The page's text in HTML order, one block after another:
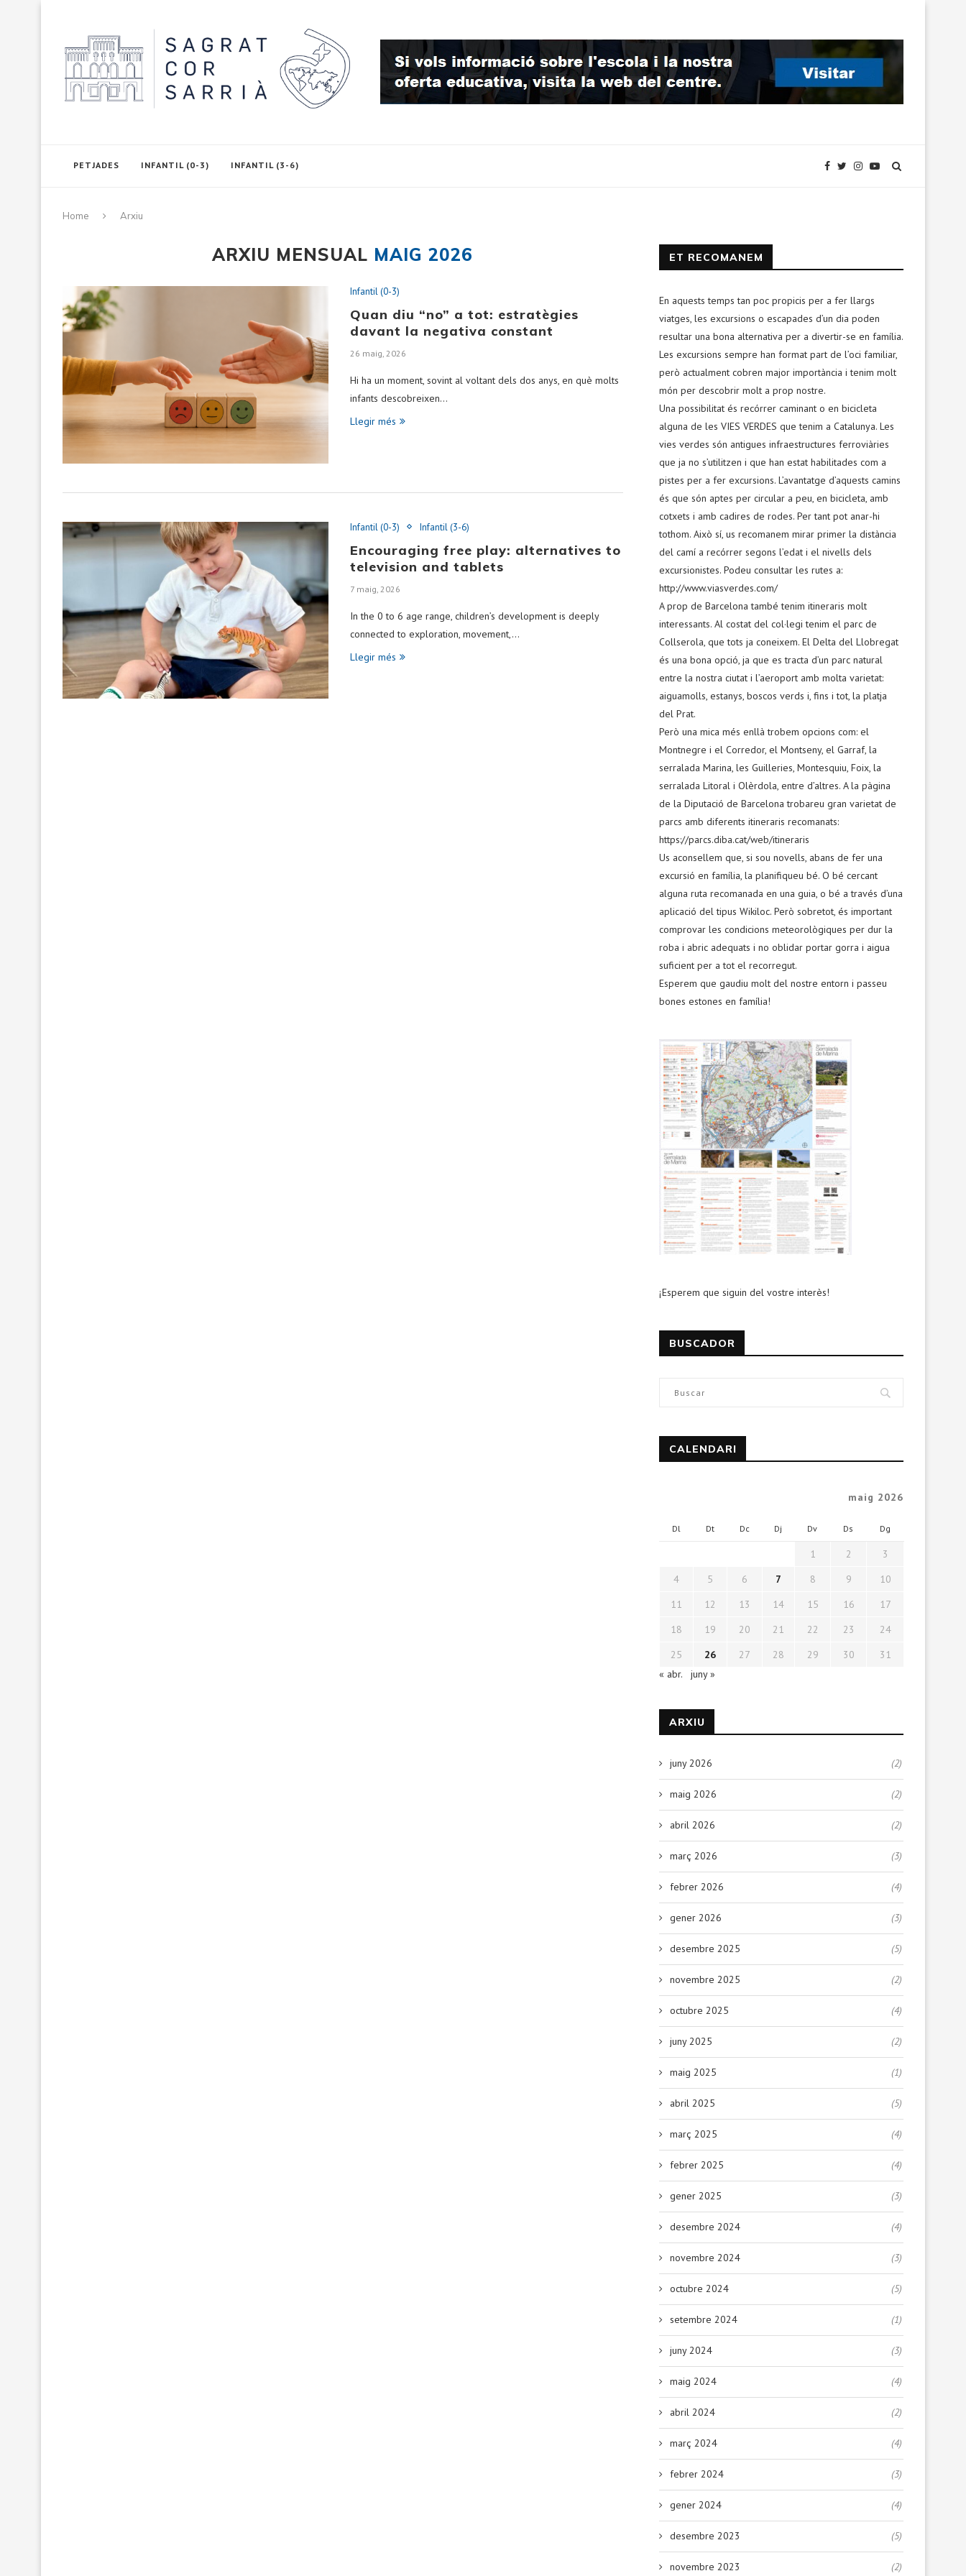
PETJADES INFANTIL (0-3) INFANTIL (3-6)
Home Arxiu
ARXIU MENSUAL MAIG 2026
Infantil (0-3)
Quan diu “no” a tot: estratègies
davant la negativa constant
26 maig, 2026
Hi ha un moment, sovint al voltant dels dos anys, en què molts
infants descobreixen…
Llegir més
Infantil (0-3) Infantil (3-6)
Encouraging free play: alternatives to
television and tablets
7 maig, 2026
In the 0 to 6 age range, children’s development is deeply
connected to exploration, movement,…
Llegir més
ET RECOMANEM
En aquests temps tan poc propicis per a fer llargs
viatges, les excursions o escapades d’un dia poden
resultar una bona alternativa per a divertir-se en família.
Les excursions sempre han format part de l’oci familiar,
però actualment cobren major importància i tenim molt
món per descobrir molt a prop nostre.
Una possibilitat és recórrer caminant o en bicicleta
alguna de les VIES VERDES que tenim a Catalunya. Les
vies verdes són antigues infraestructures ferroviàries
que ja no s’utilitzen i que han estat habilitades com a
pistes per a fer excursions. L’avantatge d’aquests camins
és que són aptes per circular a peu, en bicicleta, amb
cotxets i amb cadires de rodes. Per tant pot anar-hi
tothom. Això sí, us recomanem mirar primer la distància
del camí a recórrer segons l’edat i el nivells dels
excursionistes. Podeu consultar les rutes a:
http://www.viasverdes.com/
A prop de Barcelona també tenim itineraris molt
interessants. Al costat del col·legi tenim el parc de
Collserola, que tots ja coneixem. El Delta del Llobregat
és una bona opció, ja que es tracta d’un parc natural
entre la nostra ciutat i l’aeroport amb molta varietat:
aiguamolls, estanys, boscos verds i, fins i tot, la platja
del Prat.
Però una mica més enllà trobem opcions com: el
Montnegre i el Corredor, el Montseny, el Garraf, la
serralada Marina, les Guilleries, Montesquiu, Foix, la
serralada Litoral i Olèrdola, entre d’altres. A la pàgina
de la Diputació de Barcelona trobareu gran varietat de
parcs amb diferents itineraris recomanats:
https://parcs.diba.cat/web/itineraris
Us aconsellem que, si sou novells, abans de fer una
excursió en família, la planifiqueu bé. O bé cercant
alguna ruta recomanada en una guia, o bé a través d’una
aplicació del tipus Wikiloc. Però sobretot, és important
comprovar les condicions meteorològiques per dur la
roba i abric adequats i no oblidar portar gorra i aigua
suficient per a tot el recorregut.
Esperem que gaudiu molt del nostre entorn i passeu
bones estones en família!
¡Esperem que siguin del vostre interès!
BUSCADOR
CALENDARI
maig 2026
Dl Dt Dc Dj Dv Ds Dg
1 2
3
4
5 6 7 8 9
10
11
12 13 14 15 16
17
18
19 20 21 22 23
24
25
26 27 28 29 30
31
« abr.
juny »
ARXIU
juny 2026 (2)
maig 2026 (2)
abril 2026 (2)
març 2026 (3)
febrer 2026 (4)
gener 2026 (3)
desembre 2025 (5)
novembre 2025 (2)
octubre 2025 (4)
juny 2025 (2)
maig 2025 (1)
abril 2025 (5)
març 2025 (4)
febrer 2025 (4)
gener 2025 (3)
desembre 2024 (4)
novembre 2024 (3)
octubre 2024 (5)
setembre 2024 (1)
juny 2024 (3)
maig 2024 (4)
abril 2024 (2)
març 2024 (4)
febrer 2024 (3)
gener 2024 (4)
desembre 2023 (5)
novembre 2023 (2)